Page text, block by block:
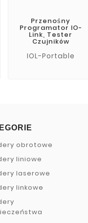
Przenośny
Programator IO-
Link, Tester
Czujników
IOL-Portable
obrotowe
liniowe
laserowe
linkowe